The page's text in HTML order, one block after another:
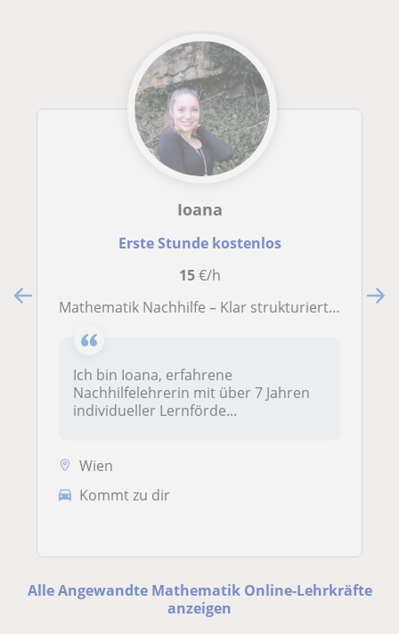
Ioana
Erste Stunde kostenlos
15€/h
Mathematik Nachhilfe – Klar strukturiert zu besseren Noten
Ich bin Ioana, erfahrene
Nachhilfelehrerin mit über 7 Jahren
individueller Lernförde...
Wien
Kommt zu dir
Alle Angewandte Mathematik Online-Lehrkräfte
anzeigen